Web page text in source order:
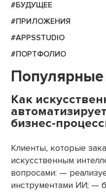
#БУДУЩЕЕ
#ПРИЛОЖЕНИЯ
#APPSSTUDIO
#ПОРТФОЛИО
Популярные
Как
бизнес-
Клиенты, которые
искусственным
вопросами: —
инструментами ИИ; —